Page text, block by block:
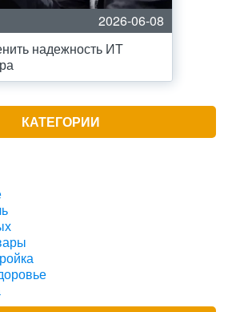
2026-06-08
надежность ИТ
КАТЕГОРИИ